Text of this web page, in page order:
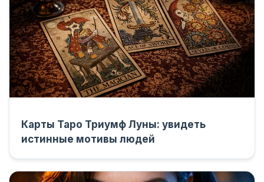
Карты Таро Триумф Луны: увидеть
истинные мотивы людей